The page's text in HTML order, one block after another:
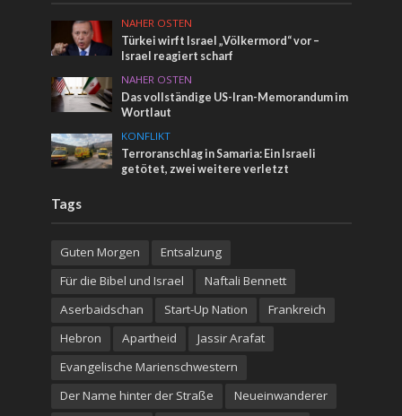
NAHER OSTEN
Türkei wirft Israel „Völkermord“ vor –
Israel reagiert scharf
NAHER OSTEN
Das vollständige US-Iran-Memorandum im
Wortlaut
KONFLIKT
Terroranschlag in Samaria: Ein Israeli
getötet, zwei weitere verletzt
Tags
Guten Morgen
Entsalzung
Für die Bibel und Israel
Naftali Bennett
Aserbaidschan
Start-Up Nation
Frankreich
Hebron
Apartheid
Jassir Arafat
Evangelische Marienschwestern
Der Name hinter der Straße
Neueinwanderer